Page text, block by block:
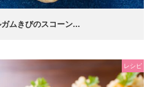
ムきびのスコーン...
レシピ